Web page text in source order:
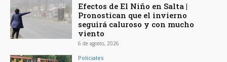
Efectos de El Niño en Salta |
Pronostican que el invierno
seguirá caluroso y con mucho
viento
6 de agosto, 2026
Policiales